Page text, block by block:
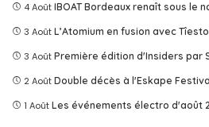
4 Août IBOAT Bordeaux renaît sous le
3 Août L’Atomium en fusion avec Tîesto
3 Août Première édition d'Insiders par
2 Août Double décès à l'Eskape
1 Août Les événements électro d'août